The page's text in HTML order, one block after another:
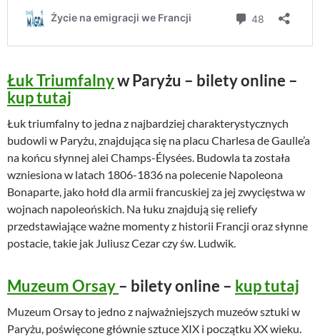
Łuk Triumfalnyw Paryżu – bilety online –
kup tutaj
Łuk triumfalny to jedna z najbardziej charakterystycznych
budowli w Paryżu, znajdująca się na placu Charlesa de Gaulle’a
na końcu słynnej alei Champs-Élysées. Budowla ta została
wzniesiona w latach 1806-1836 na polecenie Napoleona
Bonaparte, jako hołd dla armii francuskiej za jej zwycięstwa w
wojnach napoleońskich. Na łuku znajdują się reliefy
przedstawiające ważne momenty z historii Francji oraz słynne
postacie, takie jak Juliusz Cezar czy św. Ludwik.
Muzeum Orsay– bilety online – kup tutaj
Muzeum Orsay to jedno z najważniejszych muzeów sztuki w
Paryżu, poświęcone głównie sztuce XIX i początku XX wieku.